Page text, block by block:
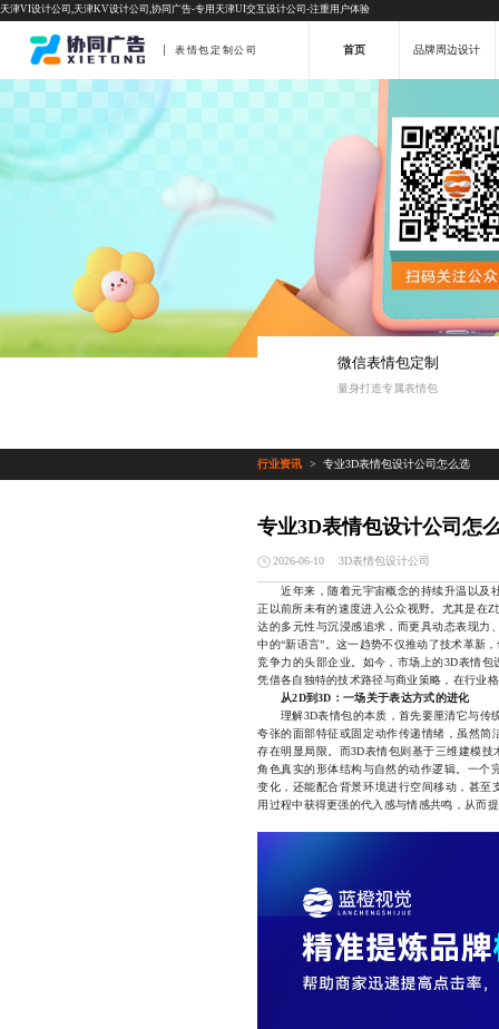
天津VI设计公司,天津KV设计公司,协同广告-专用天津UI交互设计公司-注重用户体验
表情包定制公司 首页 品牌周边设计
微信表情包定制
量身打造专属表情包
行业资讯 > 专业3D表情包设计公司怎么选
专业3D表情包设计公司怎
2026-06-10 3D表情包设计公司
近年来，随着元宇宙概念的持续升温以及
正以前所未有的速度进入公众视野。尤其是在
达的多元性与沉浸感追求，而更具动态表现力
中的“新语言”。这一趋势不仅推动了技术革新
竞争力的头部企业。如今，市场上的3D表情
凭借各自独特的技术路径与商业策略，在行业
从2D到3D：一场关于表达方式的进化
理解3D表情包的本质，首先要厘清它与传
夸张的面部特征或固定动作传递情绪，虽然
存在明显局限。而3D表情包则基于三维建模
角色真实的形体结构与自然的动作逻辑。一个
变化，还能配合背景环境进行空间移动，甚
用过程中获得更强的代入感与情感共鸣，从而